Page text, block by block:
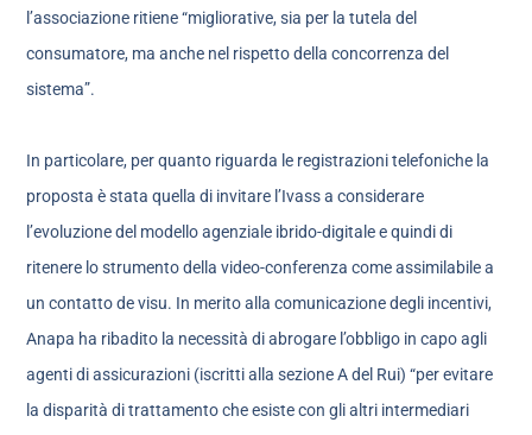
l’associazione ritiene “migliorative, sia per la tutela del
consumatore, ma anche nel rispetto della concorrenza del
sistema”.
In particolare, per quanto riguarda le registrazioni telefoniche la
proposta è stata quella di invitare l’Ivass a considerare
l’evoluzione del modello agenziale ibrido-digitale e quindi di
ritenere lo strumento della video-conferenza come assimilabile a
un contatto de visu. In merito alla comunicazione degli incentivi,
Anapa ha ribadito la necessità di abrogare l’obbligo in capo agli
agenti di assicurazioni (iscritti alla sezione A del Rui) “per evitare
la disparità di trattamento che esiste con gli altri intermediari